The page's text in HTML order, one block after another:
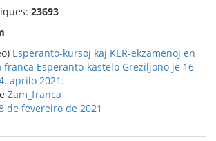
23693
Esperanto-kursoj kaj KER-ekzamenoj en
franca Esperanto-kastelo Greziljono je 16-
aprilo 2021.
Zam_franca
de fevereiro de 2021